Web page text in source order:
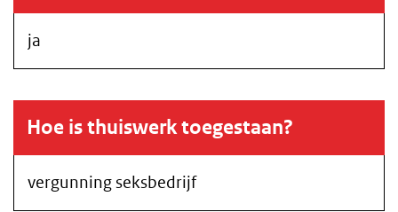
ja
Hoe is thuiswerk toegestaan?
vergunning seksbedrijf